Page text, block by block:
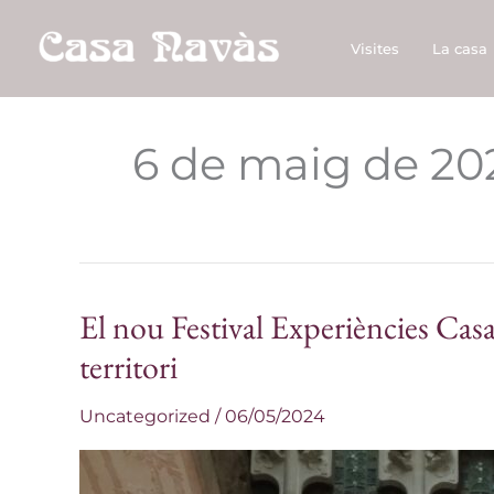
Visites La casa
6 de maig de
El nou Festival Experiències
territori
Uncategorized /06/05/2024
El
Festival
Experiències
Casa
Navàs